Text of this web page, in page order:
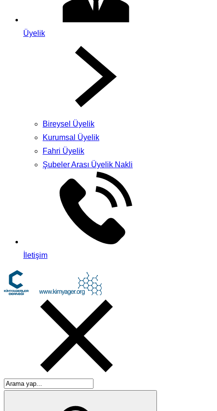
Üyelik
Bireysel Üyelik
Kurumsal Üyelik
Fahri Üyelik
Şubeler Arası Üyelik Nakli
İletişim